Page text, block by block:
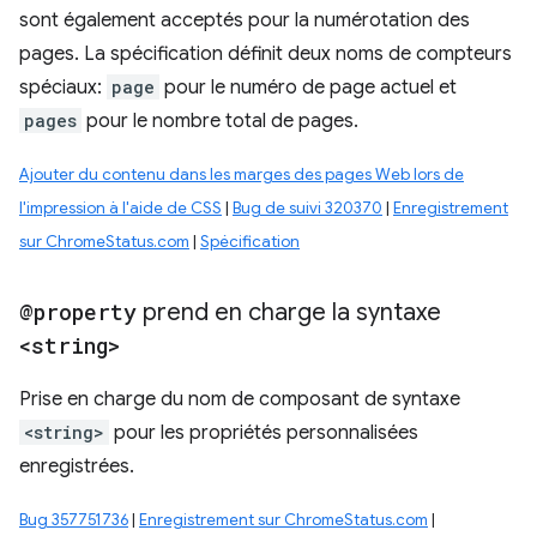
sont également acceptés pour la numérotation des
pages. La spécification définit deux noms de compteurs
spéciaux: page pour le numéro de page actuel et
pages pour le nombre total de pages.
Ajouter du contenu dans les marges des pages Web lors de
l'impression à l'aide de CSS | Bug de suivi 320370 | Enregistrement
sur ChromeStatus.com | Spécification
@property prend en charge la syntaxe
<string>
Prise en charge du nom de composant de syntaxe
<string> pour les propriétés personnalisées
enregistrées.
Bug 357751736| Enregistrement sur ChromeStatus.com |